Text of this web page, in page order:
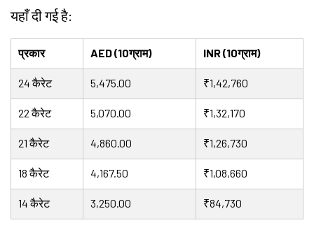
यहाँ दी गई है:
प्रकार AED (10ग्राम) INR (10ग्राम)
24 कैरेट 5,475.00 ₹1,42,760
22 कैरेट 5,070.00 ₹1,32,170
21 कैरेट 4,860.00 ₹1,26,730
18 कैरेट 4,167.50 ₹1,08,660
14 कैरेट 3,250.00 ₹84,730